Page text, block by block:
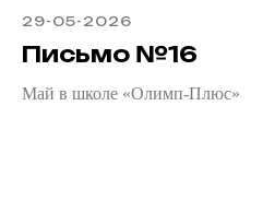
29-05-2026
Письмо №16
Май в школе «Олимп-Плюс»